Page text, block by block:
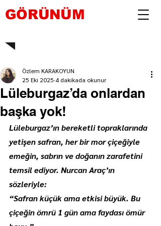
GÖRÜNÜM
Lüleburgaz’da onlardan
başka yok!
Özlem KARAKOYUN
25 Eki 2025 4 dakikada okunur
Lüleburgaz’ın bereketli topraklarında
yetişen safran, her bir mor çiçeğiyle
emeğin, sabrın ve doğanın zarafetini
temsil ediyor. Nurcan Araç’ın
sözleriyle:
“Safran küçük ama etkisi büyük. Bu
çiçeğin ömrü 1 gün ama faydası ömür